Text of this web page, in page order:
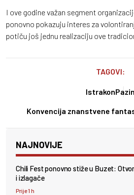
I ove godine važan segment
ponovno pokazuju interes za
potiču još jednu realizaciju ove
TAGOVI:
IstrakonPazin
Konvencija znanstvene
NAJNOVIJE
Chili Fest ponovno stiže u Buzet:
i izlagače
Prije 1 h